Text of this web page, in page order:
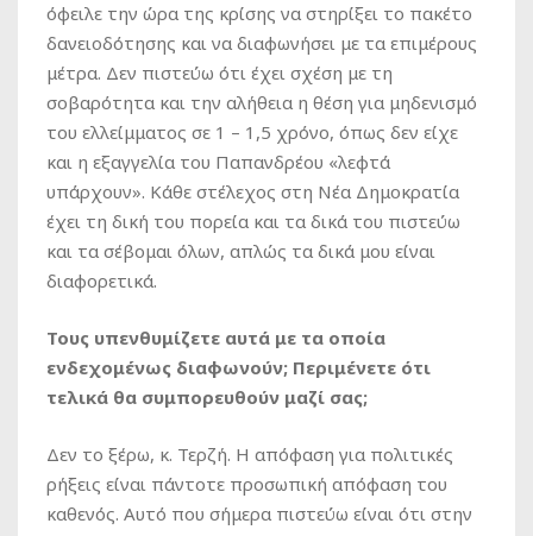
όφειλε την ώρα της κρίσης να στηρίξει το πακέτο
δανειοδότησης και να διαφωνήσει με τα επιμέρους
μέτρα. Δεν πιστεύω ότι έχει σχέση με τη
σοβαρότητα και την αλήθεια η θέση για μηδενισμό
του ελλείμματος σε 1 – 1,5 χρόνο, όπως δεν είχε
και η εξαγγελία του Παπανδρέου «λεφτά
υπάρχουν». Κάθε στέλεχος στη Νέα Δημοκρατία
έχει τη δική του πορεία και τα δικά του πιστεύω
και τα σέβομαι όλων, απλώς τα δικά μου είναι
διαφορετικά.
Τους υπενθυμίζετε αυτά με τα οποία
ενδεχομένως διαφωνούν; Περιμένετε ότι
τελικά θα συμπορευθούν μαζί σας;
Δεν το ξέρω, κ. Τερζή. Η απόφαση για πολιτικές
ρήξεις είναι πάντοτε προσωπική απόφαση του
καθενός. Αυτό που σήμερα πιστεύω είναι ότι στην